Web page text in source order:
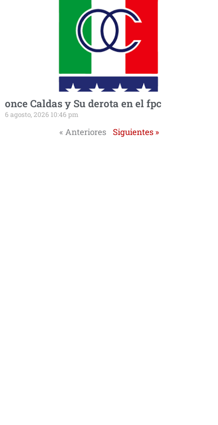
once Caldas y Su derota en el fpc
6 agosto, 2026 10:46 pm
« Anteriores Siguientes »